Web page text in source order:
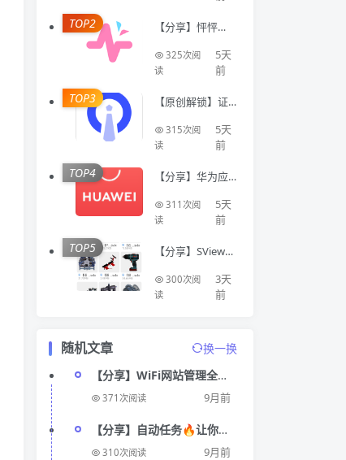
TOP2
【分享】怦怦🔥A
恋人多模态互动
聊天工具🔥
325次阅
读
5天
前
TOP3
【原创解锁】证
会员🔥标准尺寸
换底色美颜证件
315次阅
读
5天
前
TOP4
【分享】华为应
不限制下载国际
软件⭕免登录
311次阅
读
5天
前
TOP5
【分享】SView看
模型看图工具🔥
登录即会员
300次阅
读
3天
前
随机文章
换一换
【分享】WiFi网站管理全能
工具箱！FTP+SSH+Telnet
371次阅读 9月前
【分享】自动任务🔥让你彻
底解放双手🚀内置多种功能
310次阅读 9月前